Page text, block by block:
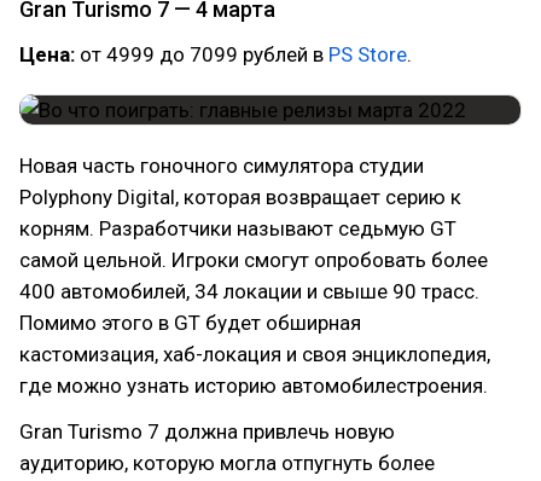
Gran Turismo 7 — 4 марта
Цена: от 4999 до 7099 рублей в PS Store.
Новая часть гоночного симулятора студии
Polyphony Digital, которая возвращает серию к
корням. Разработчики называют седьмую GT
самой цельной. Игроки смогут опробовать более
400 автомобилей, 34 локации и свыше 90 трасс.
Помимо этого в GT будет обширная
кастомизация, хаб-локация и своя энциклопедия,
где можно узнать историю автомобилестроения.
Gran Turismo 7 должна привлечь новую
аудиторию, которую могла отпугнуть более